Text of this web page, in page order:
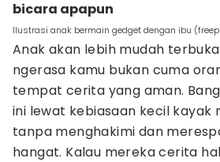
bicara apapun
Ilustrasi anak bermain gedget dengan ibu
Anak akan lebih mudah
ngerasa kamu bukan cuma
tempat cerita yang aman.
ini lewat kebiasaan kecil kayak
tanpa menghakimi dan
hangat. Kalau mereka cerita